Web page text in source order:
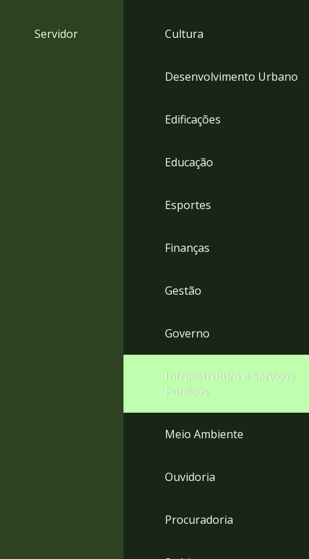
Servidor Cultura
Desenvolvimento Urbano
Edificações
Educação
Esportes
Finanças
Gestão
Governo
Infraestrutura e Serviços
Públicos
Meio Ambiente
Ouvidoria
Procuradoria